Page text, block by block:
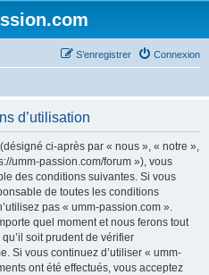
Connexion
S’enregistrer
d’utilisation
ci-après par « nous », « notre »,
umm-passion.com/forum »), vous
des conditions suivantes. Si vous
de toutes les conditions
pas « umm-passion.com ».
quel moment et nous ferons tout
soit prudent de vérifier
Si vous continuez d’utiliser « umm-
ont été effectués, vous acceptez